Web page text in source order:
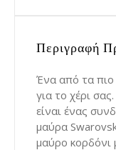
Περιγραφή
Ένα από τα πιο
για το χέρι
είναι ένας
μαύρα
μαύρο κορδόνι